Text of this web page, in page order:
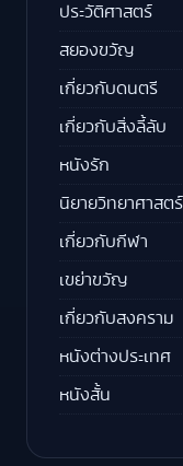
ประวัติศาสตร์
สยองขวัญ
เกี่ยวกับดนตรี
เกี่ยวกับสิ่งลี้ลับ
หนังรัก
นิยายวิทยาศาสตร์
เกี่ยวกับกีฬา
เขย่าขวัญ
เกี่ยวกับสงคราม
หนังต่างประเทศ
หนังสั้น